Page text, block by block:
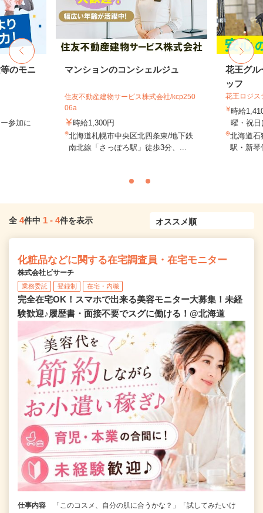
のモニ
参加に
マンションのコンシェルジュ
住友不動産建物サービス株式会社/kcp250
06a
時給1,300円
北海道札幌市中央区北四条東/地下鉄
南北線「さっぽろ駅」徒歩3分、...
花王グル
ッフ
花王ロジ
時給
曜・祝
北海道石
駅・新琴
全 4件中 1 - 4件を表示
化粧品などに関する在宅調査員・在宅モニター
株式会社ビサーチ
業務委託 登録制 在宅・内職
完全在宅OK！スマホで出来る美容モニター大募集！未経
験歓迎♪履歴書・面接不要でスグに働ける！@北海道
仕事内容
「このコスメ、自分の肌に合うかな？」「試してみたいけ